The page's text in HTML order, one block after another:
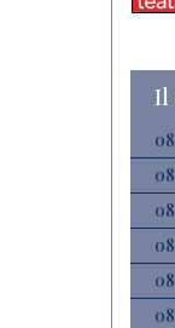
Il